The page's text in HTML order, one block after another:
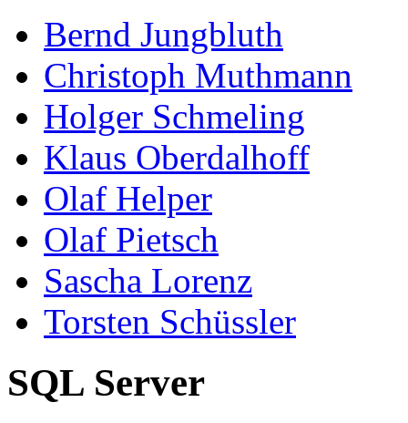
Bernd Jungbluth
Christoph Muthmann
Holger Schmeling
Klaus Oberdalhoff
Olaf Helper
Olaf Pietsch
Sascha Lorenz
Torsten Schüssler
SQL Server